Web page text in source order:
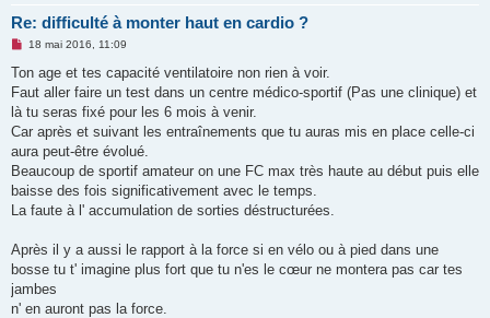
Re: difficulté à monter haut en cardio ?
M
s
a
g
n
o
l
u
18 mai 2016, 11:09
Ton age et tes capacité ventilatoire non rien à voir.
Faut aller faire un test dans un centre médico-sportif (Pas une clinique) et
là tu seras fixé pour les 6 mois à venir.
Car après et suivant les entraînements que tu auras mis en place celle-ci
aura peut-être évolué.
Beaucoup de sportif amateur on une FC max très haute au début puis elle
baisse des fois significativement avec le temps.
La faute à l' accumulation de sorties déstructurées.
Après il y a aussi le rapport à la force si en vélo ou à pied dans une
bosse tu t' imagine plus fort que tu n'es le cœur ne montera pas car tes
jambes
n' en auront pas la force.